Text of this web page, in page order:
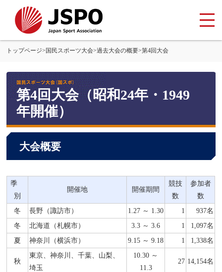
トップページ> 国民スポーツ大会>過去大会の概要>第4回大会
第4回大会（昭和24年・1949
年開催）
大会概要
季
別
開催地 開催期間
競技
数
参加者
数
冬
長野（諏訪市） 1.27 ～ 1.30 1
937名
冬
北海道（札幌市） 3.3 ～ 3.6 1
1,097名
夏
神奈川（横浜市） 9.15 ～ 9.18 1 1,338名
秋
東京、神奈川、千葉、山梨、
埼玉
10.30 ～
11.3
27 14,154名